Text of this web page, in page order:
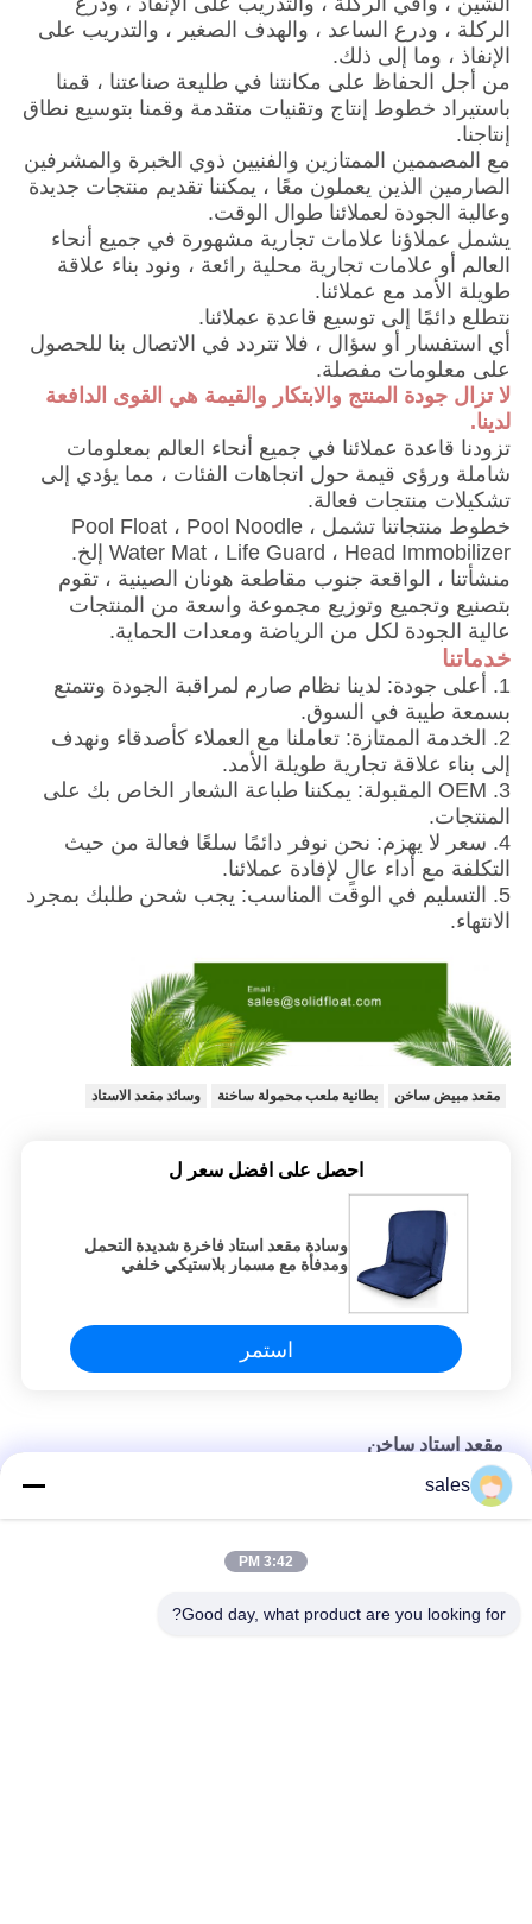
الركلة ، ودرع الساعد ، والهدف الصغير ، والتدريب على
الإنفاذ ، وما إلى ذلك.
من أجل الحفاظ على مكانتنا في طليعة صناعتنا ، قمنا
باستيراد خطوط إنتاج وتقنيات متقدمة وقمنا بتوسيع نطاق
إنتاجنا.
مع المصممين الممتازين والفنيين ذوي الخبرة والمشرفين
الصارمين الذين يعملون معًا ، يمكننا تقديم منتجات جديدة
وعالية الجودة لعملائنا طوال الوقت.
يشمل عملاؤنا علامات تجارية مشهورة في جميع أنحاء
العالم أو علامات تجارية محلية رائعة ، ونود بناء علاقة
طويلة الأمد مع عملائنا.
نتطلع دائمًا إلى توسيع قاعدة عملائنا.
أي استفسار أو سؤال ، فلا تتردد في الاتصال بنا للحصول
على معلومات مفصلة.
لا تزال جودة المنتج والابتكار والقيمة هي القوى الدافعة
لدينا.
تزودنا قاعدة عملائنا في جميع أنحاء العالم بمعلومات
شاملة ورؤى قيمة حول اتجاهات الفئات ، مما يؤدي إلى
تشكيلات منتجات فعالة.
خطوط منتجاتنا تشمل Pool Float ، Pool Noodle ،
Water Mat ، Life Guard ، Head Immobilizer إلخ.
منشأتنا ، الواقعة جنوب مقاطعة هونان الصينية ، تقوم
بتصنيع وتجميع وتوزيع مجموعة واسعة من المنتجات
عالية الجودة لكل من الرياضة ومعدات الحماية.
خدماتنا
1. أعلى جودة: لدينا نظام صارم لمراقبة الجودة وتتمتع
بسمعة طيبة في السوق.
2. الخدمة الممتازة: تعاملنا مع العملاء كأصدقاء ونهدف
إلى بناء علاقة تجارية طويلة الأمد.
3. OEM المقبولة: يمكننا طباعة الشعار الخاص بك على
المنتجات.
4. سعر لا يهزم: نحن نوفر دائمًا سلعًا فعالة من حيث
التكلفة مع أداء عالٍ لإفادة عملائنا.
5. التسليم في الوقت المناسب: يجب شحن طلبك بمجرد
الانتهاء.
مقعد مبيض ساخن بطانية ملعب محمولة ساخنة وسائد مقعد الاستاد
احصل على افضل سعر ل
وسادة مقعد استاد فاخرة شديدة التحمل
ومدفأة مع مسمار بلاستيكي خلفي
استمر
مقعد استاد ساخن
مقعد استاد مخصص ، مقعد مقعد مع دعم خلفي
sales
3:42 PM
Good day, what product are you looking for?